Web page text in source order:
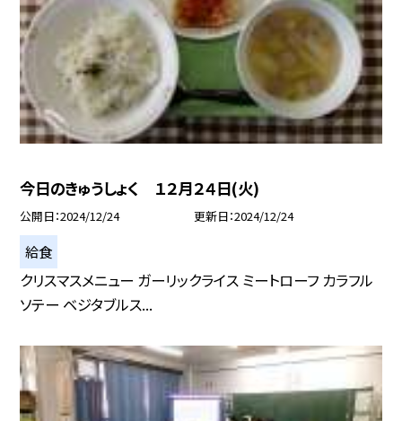
今日のきゅうしょく １２月２４日(火)
公開日 2024/12/24 更新日 2024/12/24
給食
クリスマスメニュー ガーリックライス ミートローフ カラフル
ソテー ベジタブルス...